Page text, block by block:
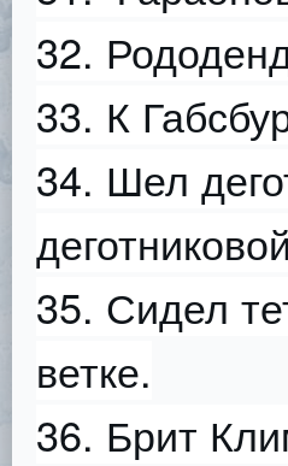
32.
33. К
34. Шел
35. Сидел
ветке.
36. Брит